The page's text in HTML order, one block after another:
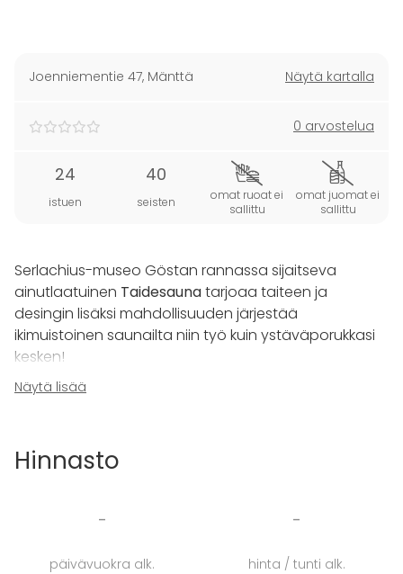
Joenniementie 47, Mänttä Näytä kartalla
0 arvostelua
24
istuen
40
seisten
omat ruoat ei
sallittu
omat juomat ei
sallittu
Serlachius-museo Göstan rannassa sijaitseva
ainutlaatuinen Taidesaunatarjoaa taiteen ja
desingin lisäksi mahdollisuuden järjestää
ikimuistoinen saunailta niin työ kuin ystäväporukkasi
kesken!
Löylyistä pääsette nauttimaan tunnelmallisessa
olevien isojen ikkunoiden ansiosta. Löylyistä mahtuu
taiteilija Satu Rautiaisen suunnittelemat Taidesaunan
Näytä lisää
Hinnasto
-
päivävuokra alk.
-
hinta / tunti alk.